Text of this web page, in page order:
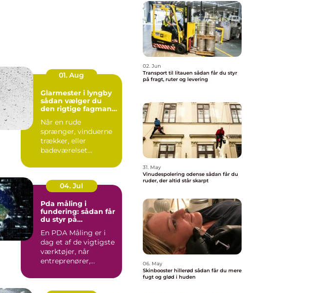
01. Aug
Glarmester i lyngby
sådan vælger du
den rigtige fagmand
Når en rude
sprænger, vinduerne
trækker, eller
badeværelset
spejl, er en glarmest...
04. Jul
Pda måling i
fundering: sådan får
du styr på
En PDA Måling er i
dag et af de vigtigste
værktøjer, når
entreprenører,
rådgivere vil d...
02. Jun
Transport til litauen sådan får du styr
på fragt, ruter og levering
31. May
Vinudespolering odense sådan får du
ruder, der altid står skarpt
06. May
Skinbooster hillerød sådan får du mere
fugt og glød i huden